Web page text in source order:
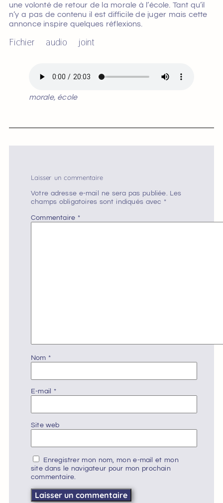
une volonté de retour de la morale à l’école. Tant qu’il
n’y a pas de contenu il est difficile de juger mais cette
annonce inspire quelques réflexions.
Fichier audio joint
morale, école
Laisser un commentaire
Votre adresse e-mail ne sera pas publiée. Les
champs obligatoires sont indiqués avec *
Commentaire *
Nom*
E-mail *
Site web
Enregistrer mon nom, mon e-mail et mon
site dans le navigateur pour mon prochain
commentaire.